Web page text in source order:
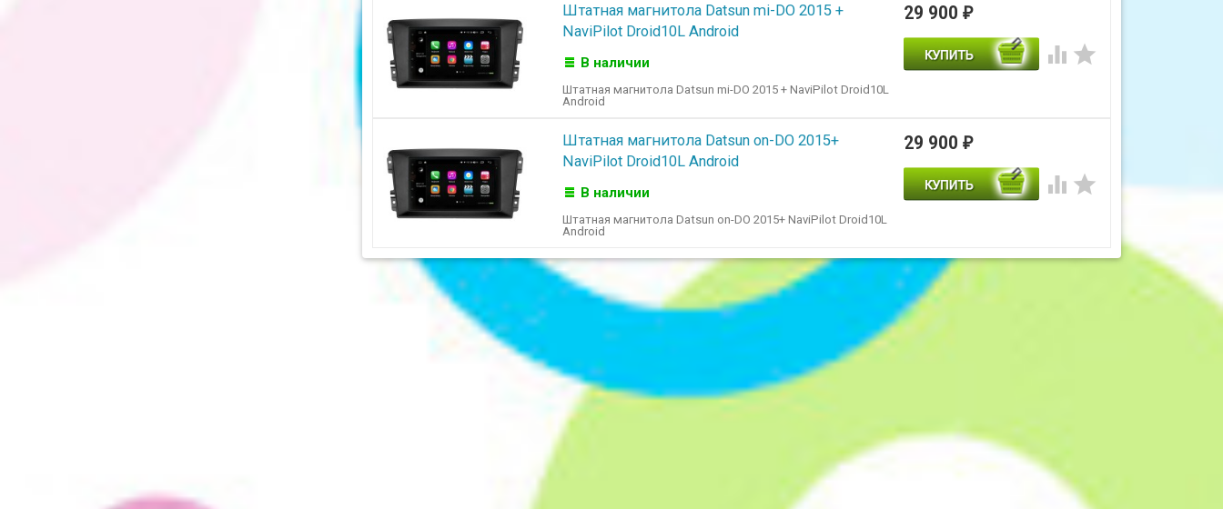
Штатная магнитола Datsun mi-DO 2015 +
NaviPilot Droid10L Android
В наличии
Штатная магнитола Datsun mi-DO 2015 + NaviPilot Droid10L
Android
29 900 ₽
 
Штатная магнитола Datsun on-DO 2015+
NaviPilot Droid10L Android
В наличии
Штатная магнитола Datsun on-DO 2015+ NaviPilot Droid10L
Android
29 900 ₽
 